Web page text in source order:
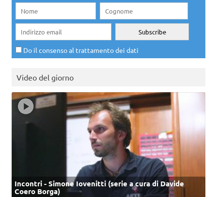
Do il consenso al trattamento dei dati
Video del giorno
Incontri - Simone Iovenitti (serie a cura di Davide
Coero Borga)